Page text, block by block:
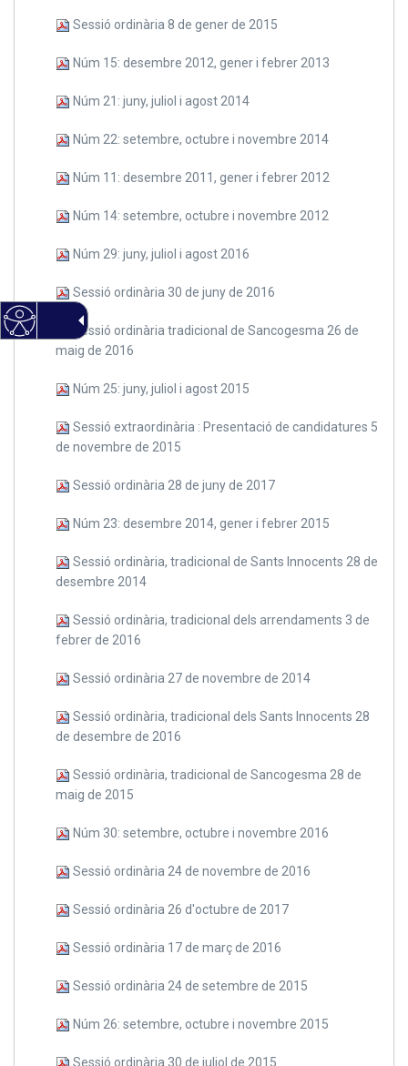
Sessió ordinària 8 de gener de 2015
Núm 15: desembre 2012, gener i febrer 2013
Núm 21: juny, juliol i agost 2014
Núm 22: setembre, octubre i novembre 2014
Núm 11: desembre 2011, gener i febrer 2012
Núm 14: setembre, octubre i novembre 2012
Núm 29: juny, juliol i agost 2016
Sessió ordinària 30 de juny de 2016
Sessió ordinària tradicional de Sancogesma 26 de
maig de 2016
Núm 25: juny, juliol i agost 2015
Sessió extraordinària : Presentació de candidatures 5
de novembre de 2015
Sessió ordinària 28 de juny de 2017
Núm 23: desembre 2014, gener i febrer 2015
Sessió ordinària, tradicional de Sants Innocents 28 de
desembre 2014
Sessió ordinària, tradicional dels arrendaments 3 de
febrer de 2016
Sessió ordinària 27 de novembre de 2014
Sessió ordinària, tradicional dels Sants Innocents 28
de desembre de 2016
Sessió ordinària, tradicional de Sancogesma 28 de
maig de 2015
Núm 30: setembre, octubre i novembre 2016
Sessió ordinària 24 de novembre de 2016
Sessió ordinària 26 d'octubre de 2017
Sessió ordinària 17 de març de 2016
Sessió ordinària 24 de setembre de 2015
Núm 26: setembre, octubre i novembre 2015
Sessió ordinària 30 de juliol de 2015